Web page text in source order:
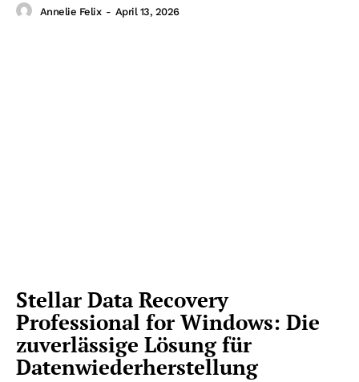
Annelie Felix - April 13, 2026
Stellar Data Recovery
Professional for Windows: Die
zuverlässige Lösung für
Datenwiederherstellung